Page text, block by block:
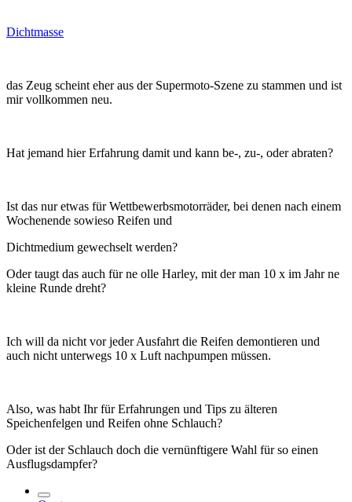
Dichtmasse
das Zeug scheint eher aus der Supermoto-Szene zu stammen und ist
mir vollkommen neu.
Hat jemand hier Erfahrung damit und kann be-, zu-, oder abraten?
Ist das nur etwas für Wettbewerbsmotorräder, bei denen nach einem
Wochenende sowieso Reifen und
Dichtmedium gewechselt werden?
Oder taugt das auch für ne olle Harley, mit der man 10 x im Jahr ne
kleine Runde dreht?
Ich will da nicht vor jeder Ausfahrt die Reifen demontieren und
auch nicht unterwegs 10 x Luft nachpumpen müssen.
Also, was habt Ihr für Erfahrungen und Tips zu älteren
Speichenfelgen und Reifen ohne Schlauch?
Oder ist der Schlauch doch die vernünftigere Wahl für so einen
Ausflugsdampfer?